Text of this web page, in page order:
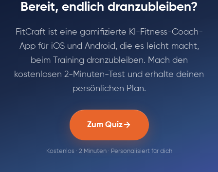
Bereit, endlich dranzubleiben?
FitCraft ist eine gamifizierte KI-Fitness-Coach-
App für iOS und Android, die es leicht macht,
beim Training dranzubleiben. Mach den
kostenlosen 2-Minuten-Test und erhalte deinen
persönlichen Plan.
Zum Quiz
Kostenlos · 2 Minuten · Personalisiert für dich